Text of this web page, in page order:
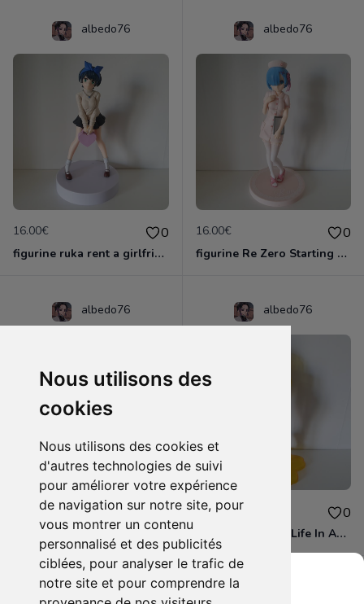
Nous utilisons des
cookies
Nous utilisons des cookies et
d'autres technologies de suivi
pour améliorer votre expérience
de navigation sur notre site, pour
vous montrer un contenu
personnalisé et des publicités
ciblées, pour analyser le trafic de
notre site et pour comprendre la
albedo76
16.00€ 0
figurine ruka rent a girlfriend
albedo76
16.00€ 0
figurine Re Zero Starting Life in Another World - Figurine Rem Nurse Pink Ver. PM
albedo76
16.00€ 0
figurine Banpresto Love Live! Exq Figure Hanayo Koizumi
albedo76
16.00€ 0
Re Zero Starting Life In Another World - Figurine Ram Fairy Elements Espresto